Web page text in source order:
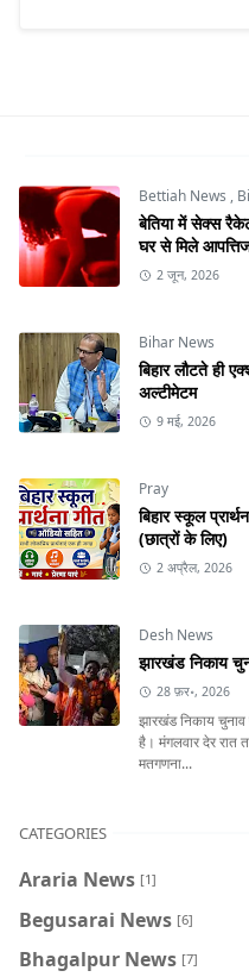
Bettiah News ,
बेतिया में सेक्स
घर से मिले
2 जून, 2026
Bihar News
बिहार लौटते ही
अल्टीमेटम
9 मई, 2026
Pray
बिहार स्कूल
(छात्रों के लिए)
2 अप्रैल, 2026
Desh News
झारखंड निकाय
28 फ़र॰, 2026
झारखंड निकाय
है। मंगलवार देर रात
मतगणना...
CATEGORIES
Araria News [1]
Begusarai News [6]
Bhagalpur News [7]